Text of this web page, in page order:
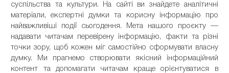
суспільства та культури. На сайті ви знайдете аналітичні
матеріали, експертні думки та корисну інформацію про
найважливіші події сьогодення. Мета нашого проєкту —
надавати читачам перевірену інформацію, факти та різні
точки зору, щоб кожен міг самостійно сформувати власну
думку. Ми прагнемо створювати якісний інформаційний
контент та допомагати читачам краще орієнтуватися в